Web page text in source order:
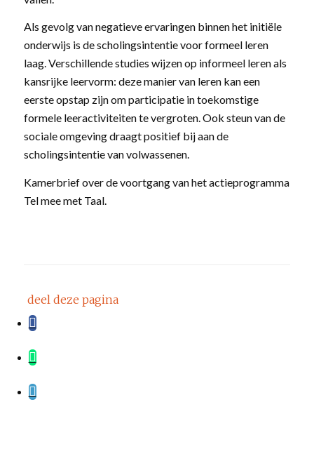
Als gevolg van negatieve ervaringen binnen het initiële
onderwijs is de scholingsintentie voor formeel leren
laag. Verschillende studies wijzen op informeel leren als
kansrijke leervorm: deze manier van leren kan een
eerste opstap zijn om participatie in toekomstige
formele leeractiviteiten te vergroten. Ook steun van de
sociale omgeving draagt positief bij aan de
scholingsintentie van volwassenen.
Kamerbrief over de voortgang van het actieprogramma
Tel mee met Taal.
deel deze pagina